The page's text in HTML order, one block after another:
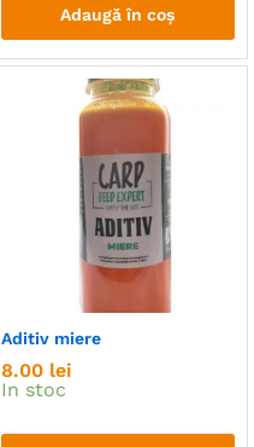
Adaugă în coș
Aditiv miere
8.00 lei
In stoc